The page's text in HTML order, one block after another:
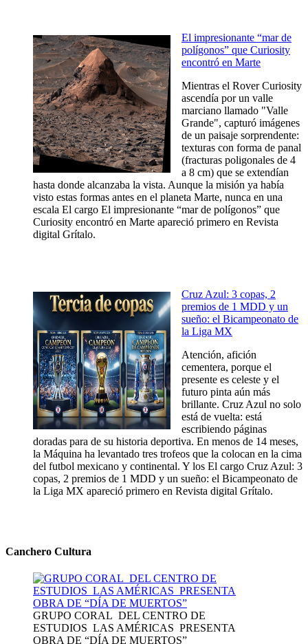
El impresionante “mar de
polígonos” que Curiosity
encontró en Marte
Mientras el Rover Curiosity
ascendía por un valle
marciano llamado "Valle
Grande", capturó imágenes
de un paisaje sorprendente:
texturas con forma de panal
(fracturas poligonales de 4
a 8 cm) que se extendían
hasta donde alcanzaba la vista. Aunque la misión ya había
visto estas formas antes en el planeta Marte, nunca en una
escala El cargo El impresionante “mar de polígonos” que
Curiosity encontró en Marte apareció primero en Revista
digital Grítalo.
Cruz Azul: 3 copas, 2
premios de 1 MDD y un
sueño: el Bicampeonato de
la Liga MX
Atención, afición
cementera, porque el
presente es celeste y el
futuro pinta aún más
brillante. Cruz Azul no solo
está de vuelta: está
escribiendo páginas
doradas para de su historia deportiva. En menos de 14 meses,
la Máquina ha levantado tres trofeos que la colocan en la cima
del futbol mexicano y continental. Y los El cargo Cruz Azul: 3
copas, 2 premios de 1 MDD y un sueño: el Bicampeonato de
la Liga MX apareció primero en Revista digital Grítalo.
Canchero Cultura
GRUPO CORAL DEL CENTRO DE
ESTUDIOS LAS AMÉRICAS PRESENTA
OBRA DE “DÍA DE MUERTOS”